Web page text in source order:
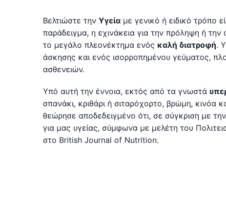
Βελτιώστε την Υγεία με γενικό ή ειδικό τρόπο
παράδειγμα, η εχινάκεια για την πρόληψη ή
το μεγάλο πλεονέκτημα ενός καλή διατροφή.
άσκησης και ενός ισορροπημένου γεύματος,
ασθενειών.
Υπό αυτή την έννοια, εκτός από τα γνωστά
σπανάκι, κριθάρι ή σιταρόχορτο, βρώμη, κινόα
θεώρησε αποδεδειγμένο ότι, σε σύγκριση με την
για μας υγείας, σύμφωνα με μελέτη του
στο British Journal of Nutrition.